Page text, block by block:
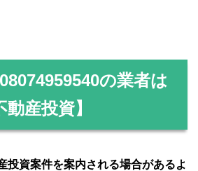
の業者は
動産投資】
投資案件を案内される場合があるよ